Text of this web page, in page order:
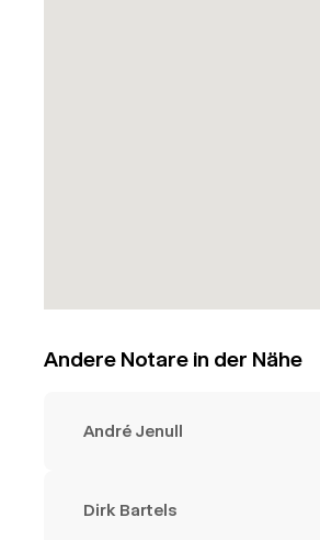
Andere Notare in der Nähe
André Jenull
Dirk Bartels